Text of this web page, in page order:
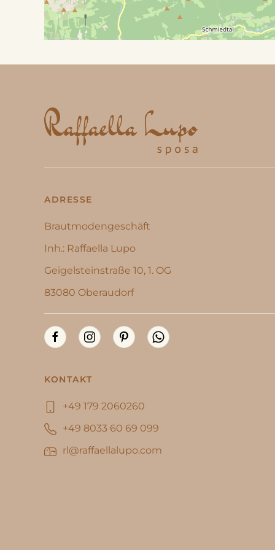
ADRESSE
Brautmodengeschäft
Inh.: Raffaella Lupo
Geigelsteinstraße 10, 1. OG
83080 Oberaudorf
KONTAKT
+49 179 2060260
+49 8033 60 69 099
rl@raffaellalupo.com